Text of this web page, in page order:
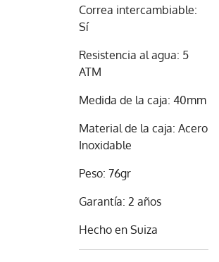
Correa intercambiable:
Sí
Resistencia al agua: 5
ATM
Medida de la caja: 40mm
Material de la caja: Acero
Inoxidable
Peso: 76gr
Garantía: 2 años
Hecho en Suiza